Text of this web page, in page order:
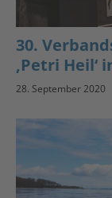
30.
‚Petri Heil‘
28. September 2020